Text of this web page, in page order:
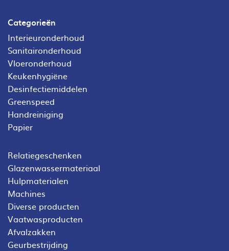
Categorieën
Interieuronderhoud
Sanitaironderhoud
Vloeronderhoud
Keukenhygiëne
Desinfectiemiddelen
Greenspeed
Handreiniging
Papier
Relatiegeschenken
Glazenwassermateriaal
Hulpmaterialen
Machines
Diverse producten
Vaatwasproducten
Afvalzakken
Geurbestrijding